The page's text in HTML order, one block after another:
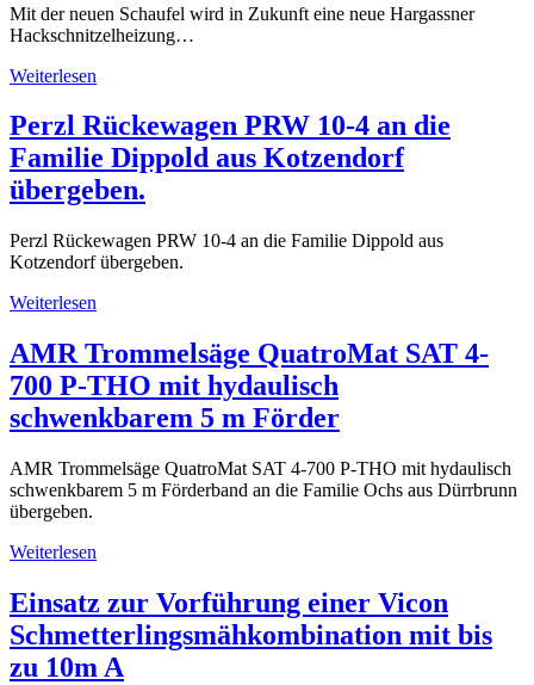
Mit der neuen Schaufel wird in Zukunft eine neue Hargassner
Hackschnitzelheizung…
Weiterlesen
Perzl Rückewagen PRW 10-4 an die
Familie Dippold aus Kotzendorf
übergeben.
Perzl Rückewagen PRW 10-4 an die Familie Dippold aus
Kotzendorf übergeben.
Weiterlesen
AMR Trommelsäge QuatroMat SAT 4-
700 P-THO mit hydaulisch
schwenkbarem 5 m Förder
AMR Trommelsäge QuatroMat SAT 4-700 P-THO mit hydaulisch
schwenkbarem 5 m Förderband an die Familie Ochs aus Dürrbrunn
übergeben.
Weiterlesen
Einsatz zur Vorführung einer Vicon
Schmetterlingsmähkombination mit bis
zu 10m A